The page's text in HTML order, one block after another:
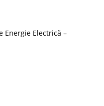
Energie Electrică –